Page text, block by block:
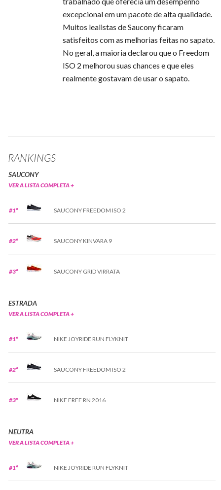
excepcional em um pacote de alta qualidade.
Muitos lealistas de Saucony ficaram
satisfeitos com as melhorias feitas no sapato.
No geral, a maioria declarou que o Freedom
ISO 2 melhorou suas chances e que eles
realmente gostavam de usar o sapato.
RANKINGS
SAUCONY
VER A LISTA COMPLETA +
#1º SAUCONY FREEDOM ISO 2
#2º SAUCONY KINVARA 9
#3º SAUCONY GRID VIRRATA
ESTRADA
VER A LISTA COMPLETA +
#1º NIKE JOYRIDE RUN FLYKNIT
#2º SAUCONY FREEDOM ISO 2
#3º NIKE FREE RN 2016
NEUTRA
VER A LISTA COMPLETA +
#1º NIKE JOYRIDE RUN FLYKNIT